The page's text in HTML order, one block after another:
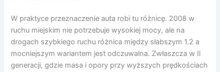
W praktyce przeznaczenie auta robi tu różnicę. 2008 w
ruchu miejskim nie potrzebuje wysokiej mocy, ale na
drogach szybkiego ruchu różnica między słabszym 1.2 a
mocniejszym wariantem jest odczuwalna. Zwłaszcza w II
generacji, gdzie masa i opory przy wyższych prędkościach